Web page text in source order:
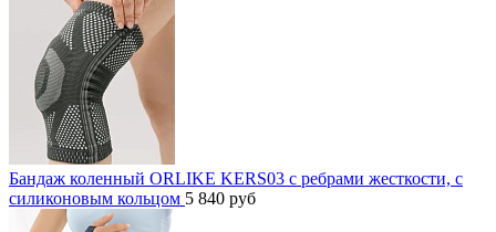
Бандаж коленный ORLIKE KERS03 с ребрами жесткости, с
силиконовым кольцом 5 840 руб